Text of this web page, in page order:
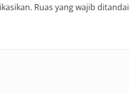
Ruas yang wajib ditandai